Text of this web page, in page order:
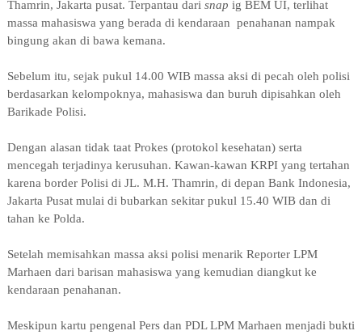
Thamrin, Jakarta pusat. Terpantau dari snap ig BEM UI, terlihat
massa mahasiswa yang berada di kendaraan penahanan nampak
bingung akan di bawa kemana.
Sebelum itu, sejak pukul 14.00 WIB massa aksi di pecah oleh polisi
berdasarkan kelompoknya, mahasiswa dan buruh dipisahkan oleh
Barikade Polisi.
Dengan alasan tidak taat Prokes (protokol kesehatan) serta
mencegah terjadinya kerusuhan. Kawan-kawan KRPI yang tertahan
karena border Polisi di JL. M.H. Thamrin, di depan Bank Indonesia,
Jakarta Pusat mulai di bubarkan sekitar pukul 15.40 WIB dan di
tahan ke Polda.
Setelah memisahkan massa aksi polisi menarik Reporter LPM
Marhaen dari barisan mahasiswa yang kemudian diangkut ke
kendaraan penahanan.
Meskipun kartu pengenal Pers dan PDL LPM Marhaen menjadi bukti